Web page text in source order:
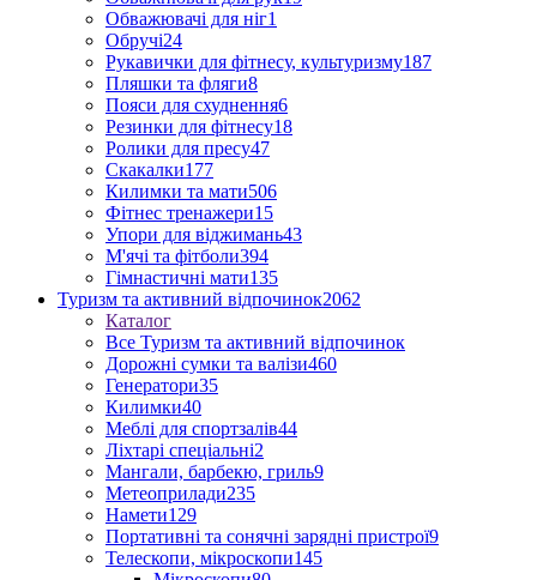
Обважювачі для ніг1
Обручі24
Рукавички для фітнесу, культуризму187
Пляшки та фляги8
Пояси для схуднення6
Резинки для фітнесу18
Ролики для пресу47
Скакалки177
Килимки та мати506
Фітнес тренажери15
Упори для віджимань43
М'ячі та фітболи394
Гімнастичні мати135
Туризм та активний відпочинок2062
Каталог
Все Туризм та активний відпочинок
Дорожні сумки та валізи460
Генератори35
Килимки40
Меблі для спортзалів44
Ліхтарі спеціальні2
Мангали, барбекю, гриль9
Метеоприлади235
Намети129
Портативні та сонячні зарядні пристрої9
Телескопи, мікроскопи145